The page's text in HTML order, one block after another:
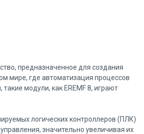
предназначенное для создания
мире, где автоматизация процессов
модули, как EREMF 8, играют
логических контроллеров (ПЛК)
значительно увеличивая их